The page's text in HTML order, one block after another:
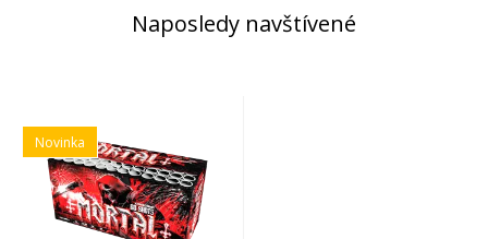
Naposledy navštívené
Novinka